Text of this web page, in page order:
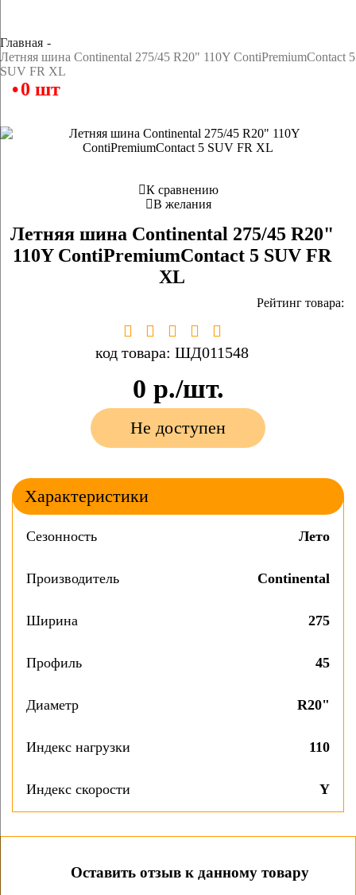
Главная
Летняя шина Continental 275/45 R20" 110Y ContiPremiumContact 5
SUV FR XL
0 шт
К сравнению
В желания
Летняя шина Continental 275/45 R20"
110Y ContiPremiumContact 5 SUV FR
XL
Рейтинг товара:
код товара: ШД011548
0 р./шт.
Не доступен
Характеристики
Сезонность Лето
Производитель Continental
Ширина 275
Профиль 45
Диаметр R20"
Индекс нагрузки 110
Индекс скорости Y
Оставить отзыв к данному товару